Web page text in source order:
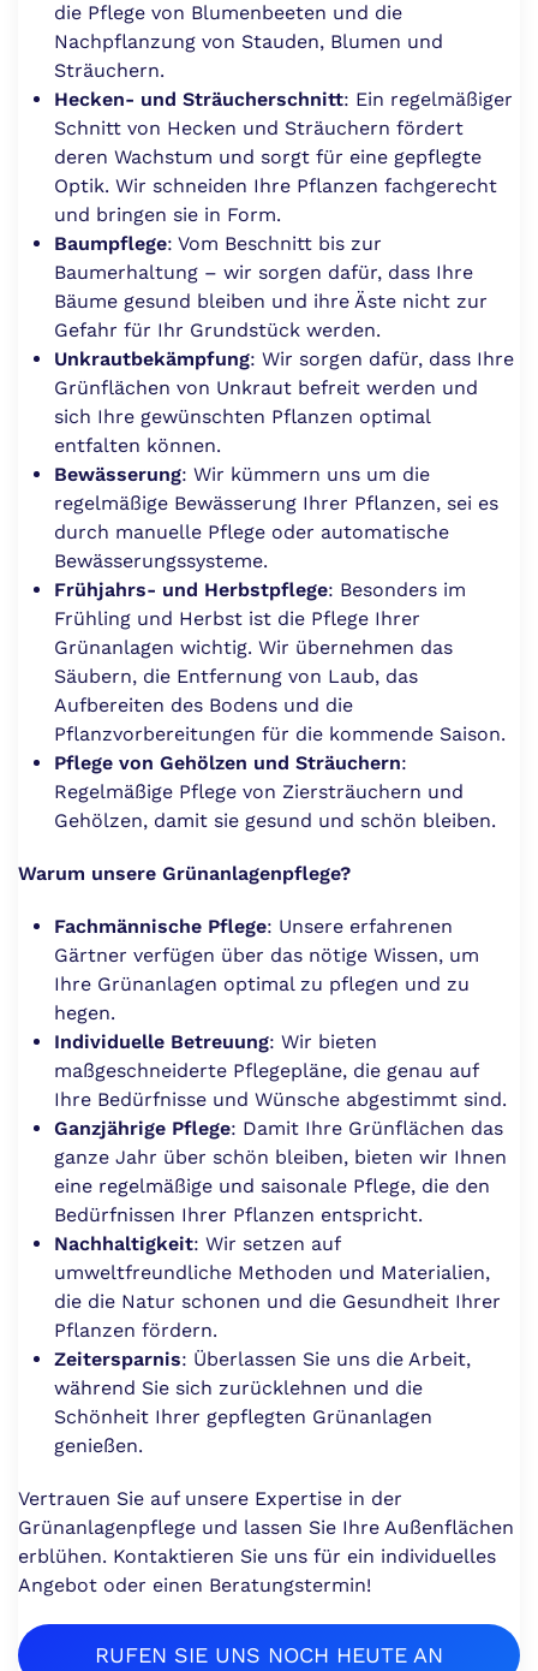
die Pflege von Blumenbeeten und die
Nachpflanzung von Stauden, Blumen und
Sträuchern.
Hecken- und Sträucherschnitt: Ein regelmäßiger
Schnitt von Hecken und Sträuchern fördert
deren Wachstum und sorgt für eine gepflegte
Optik. Wir schneiden Ihre Pflanzen fachgerecht
und bringen sie in Form.
Baumpflege: Vom Beschnitt bis zur
Baumerhaltung – wir sorgen dafür, dass Ihre
Bäume gesund bleiben und ihre Äste nicht zur
Gefahr für Ihr Grundstück werden.
Unkrautbekämpfung: Wir sorgen dafür, dass Ihre
Grünflächen von Unkraut befreit werden und
sich Ihre gewünschten Pflanzen optimal
entfalten können.
Bewässerung: Wir kümmern uns um die
regelmäßige Bewässerung Ihrer Pflanzen, sei es
durch manuelle Pflege oder automatische
Bewässerungssysteme.
Frühjahrs- und Herbstpflege: Besonders im
Frühling und Herbst ist die Pflege Ihrer
Grünanlagen wichtig. Wir übernehmen das
Säubern, die Entfernung von Laub, das
Aufbereiten des Bodens und die
Pflanzvorbereitungen für die kommende Saison.
Pflege von Gehölzen und Sträuchern:
Regelmäßige Pflege von Ziersträuchern und
Gehölzen, damit sie gesund und schön bleiben.
Warum unsere Grünanlagenpflege?
Fachmännische Pflege: Unsere erfahrenen
Gärtner verfügen über das nötige Wissen, um
Ihre Grünanlagen optimal zu pflegen und zu
hegen.
Individuelle Betreuung: Wir bieten
maßgeschneiderte Pflegepläne, die genau auf
Ihre Bedürfnisse und Wünsche abgestimmt sind.
Ganzjährige Pflege: Damit Ihre Grünflächen das
ganze Jahr über schön bleiben, bieten wir Ihnen
eine regelmäßige und saisonale Pflege, die den
Bedürfnissen Ihrer Pflanzen entspricht.
Nachhaltigkeit: Wir setzen auf
umweltfreundliche Methoden und Materialien,
die die Natur schonen und die Gesundheit Ihrer
Pflanzen fördern.
Zeitersparnis: Überlassen Sie uns die Arbeit,
während Sie sich zurücklehnen und die
Schönheit Ihrer gepflegten Grünanlagen
genießen.
Vertrauen Sie auf unsere Expertise in der
Grünanlagenpflege und lassen Sie Ihre Außenflächen
erblühen. Kontaktieren Sie uns für ein individuelles
Angebot oder einen Beratungstermin!
RUFEN SIE UNS NOCH HEUTE AN